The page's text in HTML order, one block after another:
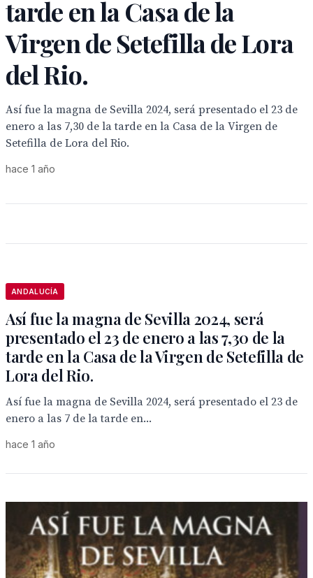
tarde en la Casa de la
Virgen de Setefilla de Lora
del Rio.
Así fue la magna de Sevilla 2024, será presentado el 23 de
enero a las 7,30 de la tarde en la Casa de la Virgen de
Setefilla de Lora del Rio.
hace 1 año
ANDALUCÍA
Así fue la magna de Sevilla 2024, será
presentado el 23 de enero a las 7,30 de la
tarde en la Casa de la Virgen de Setefilla de
Lora del Rio.
Así fue la magna de Sevilla 2024, será presentado el 23 de
enero a las 7 de la tarde en...
hace 1 año